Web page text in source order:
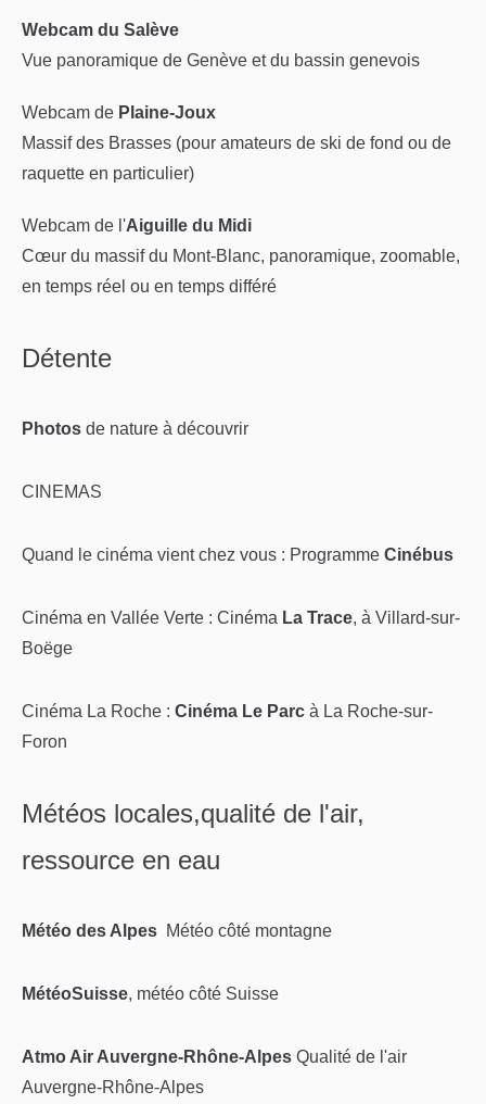
Webcam du Salève
Vue panoramique de Genève et du bassin genevois
Webcam de Plaine-Joux
Massif des Brasses (pour amateurs de ski de fond ou de
raquette en particulier)
Webcam de l'Aiguille du Midi
Cœur du massif du Mont-Blanc, panoramique, zoomable,
en temps réel ou en temps différé
Détente
Photos de nature à découvrir
CINEMAS
Quand le cinéma vient chez vous : Programme Cinébus
Cinéma en Vallée Verte : Cinéma La Trace, à Villard-sur-
Boëge
Cinéma La Roche : Cinéma Le Parc à La Roche-sur-
Foron
Météos locales,qualité de l'air,
ressource en eau
Météo des Alpes Météo côté montagne
MétéoSuisse, météo côté Suisse
Atmo Air Auvergne-Rhône-Alpes Qualité de l'air
Auvergne-Rhône-Alpes